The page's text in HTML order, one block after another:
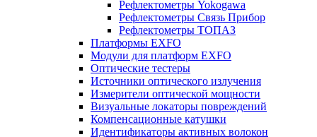
Рефлектометры Yokogawa
Рефлектометры Связь Прибор
Рефлектометры ТОПАЗ
Платформы EXFO
Модули для платформ EXFO
Оптические тестеры
Источники оптического излучения
Измерители оптической мощности
Визуальные локаторы повреждений
Компенсационные катушки
Идентификаторы активных волокон